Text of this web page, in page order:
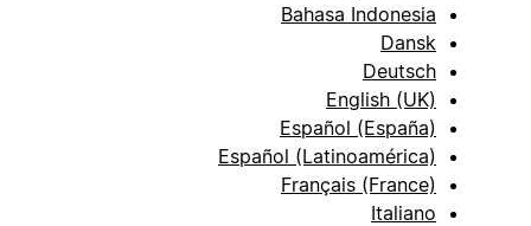
Bahasa Indonesia
Dansk
Deutsch
English (UK)
Español (España)
Español (Latinoamérica)
Français (France)
Italiano